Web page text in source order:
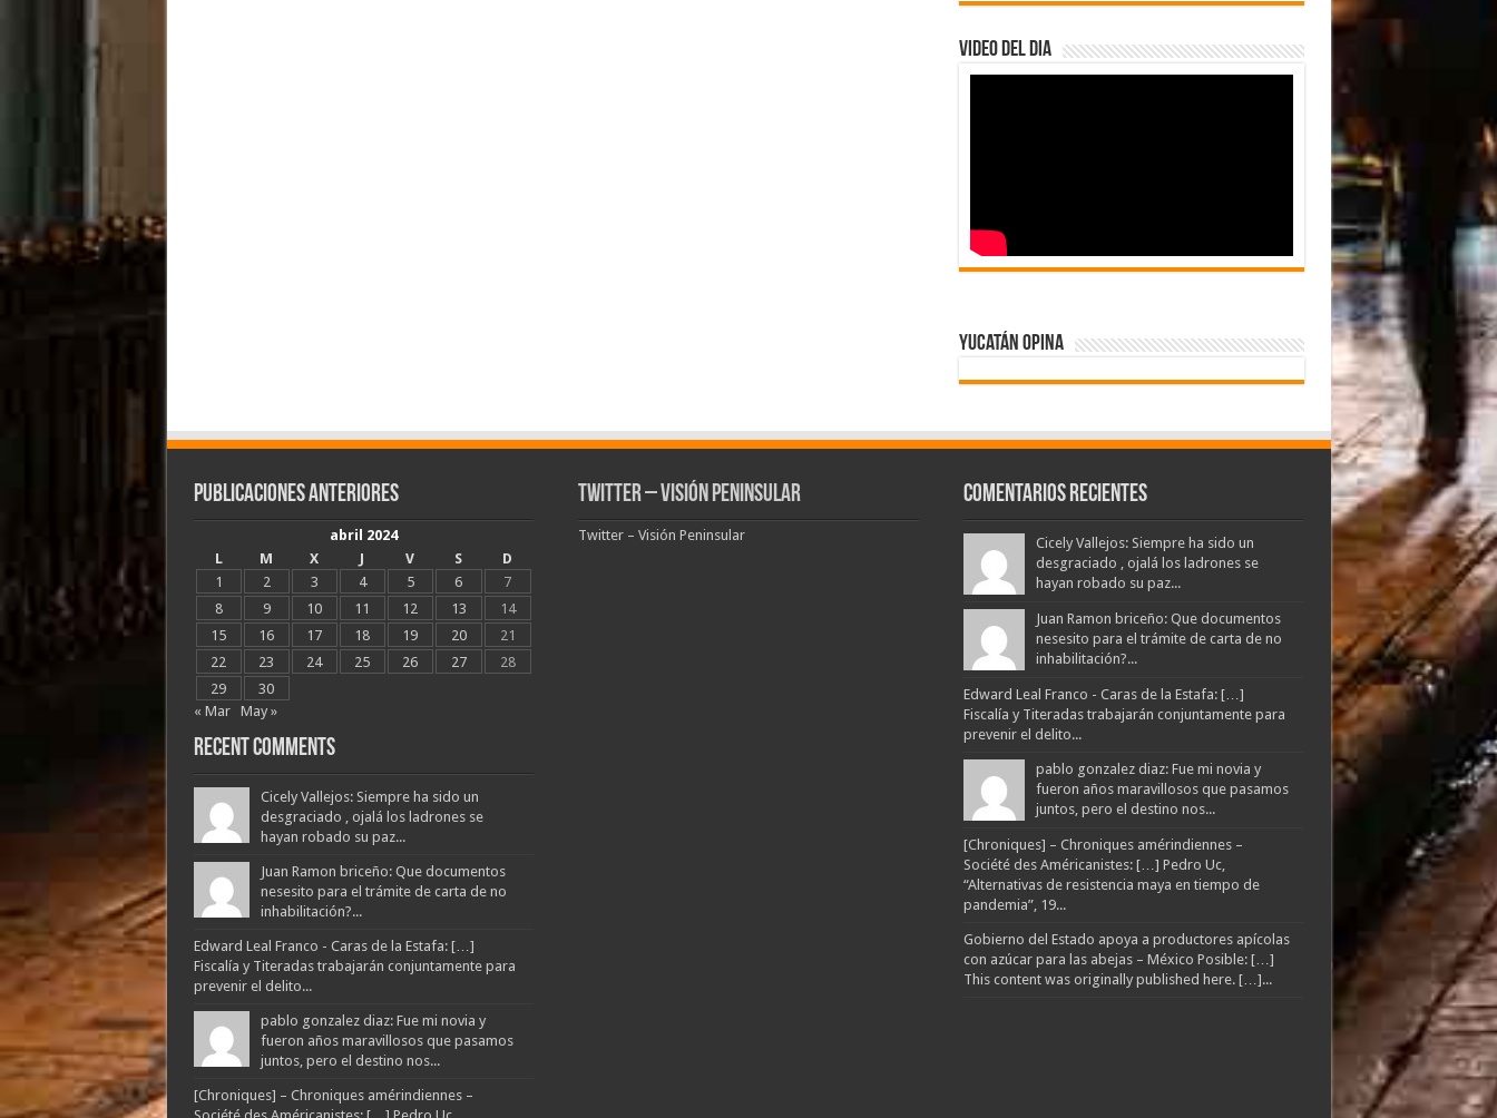
Video del dia
Yucatán Opina
Publicaciones Anteriores
abril 2024
L
M X J V S
D
1
2 3 4 5 6
7
8
9 10 11 12 13
14
15
16 17 18 19 20
21
22
23 24 25 26 27
28
29
30
« Mar
May »
Recent Comments
Cicely Vallejos: Siempre ha sido un
desgraciado , ojalá los ladrones se
hayan robado su paz...
Juan Ramon briceño: Que documentos
nesesito para el trámite de carta de no
inhabilitación?...
Edward Leal Franco - Caras de la Estafa: […]
Fiscalía y Titeradas trabajarán conjuntamente para
prevenir el delito...
pablo gonzalez diaz: Fue mi novia y
fueron años maravillosos que pasamos
juntos, pero el destino nos...
[Chroniques] – Chroniques amérindiennes –
Twitter – Visión Peninsular
Twitter – Visión Peninsular
Comentarios Recientes
Cicely Vallejos: Siempre ha sido un
desgraciado , ojalá los ladrones se
hayan robado su paz...
Juan Ramon briceño: Que documentos
nesesito para el trámite de carta de no
inhabilitación?...
Edward Leal Franco - Caras de la Estafa: […]
Fiscalía y Titeradas trabajarán conjuntamente para
prevenir el delito...
pablo gonzalez diaz: Fue mi novia y
fueron años maravillosos que pasamos
juntos, pero el destino nos...
[Chroniques] – Chroniques amérindiennes –
Société des Américanistes: […] Pedro Uc,
“Alternativas de resistencia maya en tiempo de
pandemia”, 19...
Gobierno del Estado apoya a productores apícolas
con azúcar para las abejas – México Posible: […]
This content was originally published here. […]...